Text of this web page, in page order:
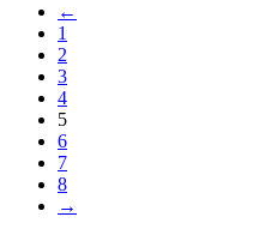
←
1
2
3
4
5
6
7
8
→